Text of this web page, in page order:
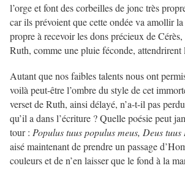
l’orge et font des corbeilles de jonc très
car ils prévoient que cette ondée va amollir
propre à recevoir les dons précieux de
Ruth, comme une pluie féconde,
Autant que nos faibles talents nous ont
voilà peut-être l’ombre du style de cet
verset de Ruth, ainsi délayé, n’a-t-il pas
qu’il a dans l’écriture ? Quelle poésie peut
tour : Populus tuus populus meus, Deus tuus
aisé maintenant de prendre un passage
couleurs et de n’en laisser que le fond à la